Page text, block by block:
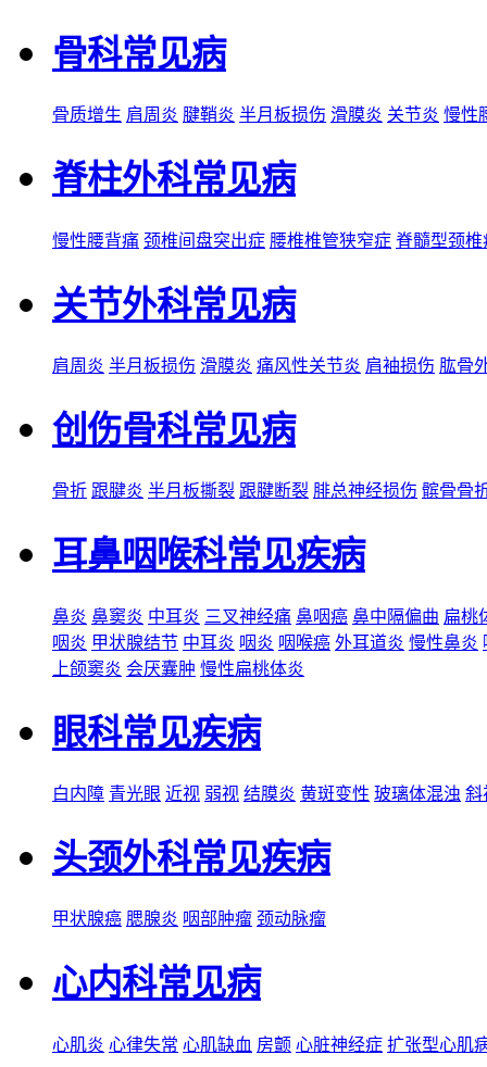
骨科常见病
骨质增生 肩周炎 腱鞘炎 半月板损伤 滑膜炎 关节炎 慢性
脊柱外科常见病
慢性腰背痛 颈椎间盘突出症 腰椎椎管狭窄症 脊髓型颈椎
关节外科常见病
肩周炎 半月板损伤 滑膜炎 痛风性关节炎 肩袖损伤 肱骨
创伤骨科常见病
骨折 跟腱炎 半月板撕裂 跟腱断裂 腓总神经损伤 髌骨骨
耳鼻咽喉科常见疾病
鼻炎 鼻窦炎 中耳炎 三叉神经痛 鼻咽癌 鼻中隔偏曲 扁桃
咽炎 甲状腺结节 中耳炎 咽炎 咽喉癌 外耳道炎 慢性鼻炎
上颌窦炎 会厌囊肿 慢性扁桃体炎
眼科常见疾病
白内障 青光眼 近视 弱视 结膜炎 黄斑变性 玻璃体混浊 斜
头颈外科常见疾病
甲状腺癌 腮腺炎 咽部肿瘤 颈动脉瘤
心内科常见病
心肌炎 心律失常 心肌缺血 房颤 心脏神经症 扩张型心肌